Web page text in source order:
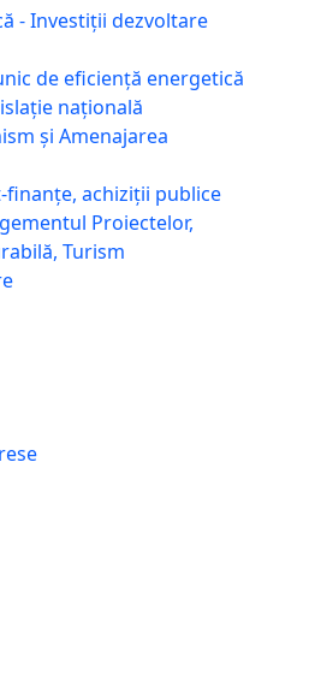
- Investiții dezvoltare
de eficiență energetică
națională
și Amenajarea
finanțe, achiziții publice
Proiectelor,
Turism